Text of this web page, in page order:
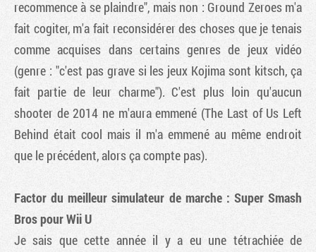
recommence à se plaindre", mais non : Ground Zeroes m'a
fait cogiter, m'a fait reconsidérer des choses que je tenais
comme acquises dans certains genres de jeux vidéo
(genre : "c'est pas grave si les jeux Kojima sont kitsch, ça
fait partie de leur charme"). C'est plus loin qu'aucun
shooter de 2014 ne m'aura emmené (The Last of Us Left
Behind était cool mais il m'a emmené au même endroit
que le précédent, alors ça compte pas).
Factor du meilleur simulateur de marche : Super Smash
Bros pour Wii U
Je sais que cette année il y a eu une tétrachiée de